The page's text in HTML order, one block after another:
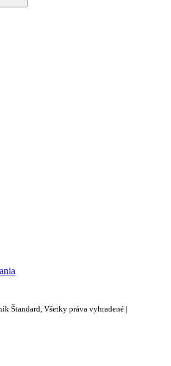
Štandard, Všetky práva vyhradené |